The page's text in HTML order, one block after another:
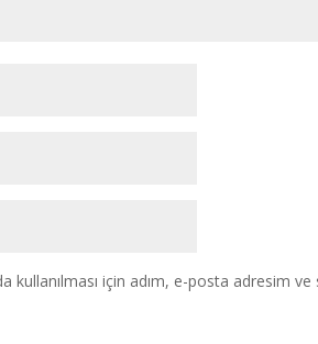
kullanılması için adım, e-posta adresim